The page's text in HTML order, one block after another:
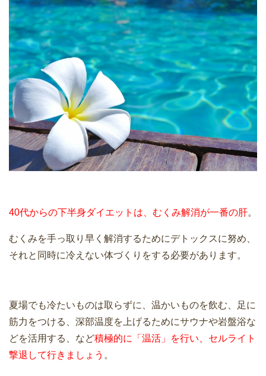
40代からの下半身ダイエットは、むくみ解消が一番の肝。
むくみを手っ取り早く解消するためにデトックスに努め、
それと同時に冷えない体づくりをする必要があります。
夏場でも冷たいものは取らずに、温かいものを飲む、足に
筋力をつける、深部温度を上げるためにサウナや岩盤浴な
どを活用する、など積極的に「温活」を行い、セルライト
撃退して行きましょう 。